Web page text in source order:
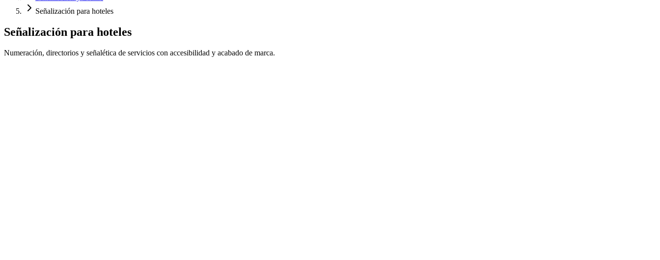
Señalización para hoteles
Señalización para hoteles
Numeración, directorios y señalética de servicios con accesibilidad y acabado de marca.